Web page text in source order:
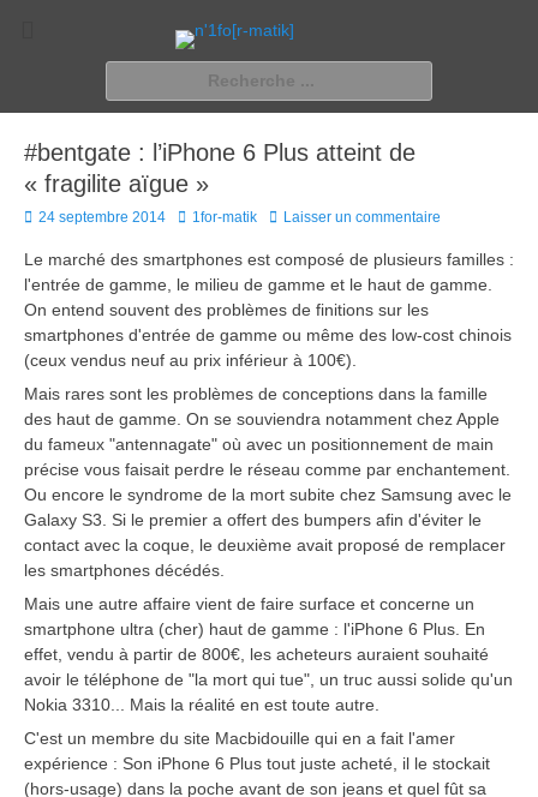
n'1fo[r-matik]
Pour les nymphos d'infos en info…
#bentgate : l’iPhone 6 Plus atteint de
« fragilite aïgue »
Posted
24 septembre 2014 Author
1for-matik Laisser un commentaire
Le marché des smartphones est composé de plusieurs familles :
l'entrée de gamme, le milieu de gamme et le haut de gamme.
On entend souvent des problèmes de finitions sur les
smartphones d'entrée de gamme ou même des low-cost chinois
(ceux vendus neuf au prix inférieur à 100€).
Mais rares sont les problèmes de conceptions dans la famille
des haut de gamme. On se souviendra notamment chez Apple
du fameux "antennagate" où avec un positionnement de main
précise vous faisait perdre le réseau comme par enchantement.
Ou encore le syndrome de la mort subite chez Samsung avec le
Galaxy S3. Si le premier a offert des bumpers afin d'éviter le
contact avec la coque, le deuxième avait proposé de remplacer
les smartphones décédés.
Mais une autre affaire vient de faire surface et concerne un
smartphone ultra (cher) haut de gamme : l'iPhone 6 Plus. En
effet, vendu à partir de 800€, les acheteurs auraient souhaité
avoir le téléphone de "la mort qui tue", un truc aussi solide qu'un
Nokia 3310... Mais la réalité en est toute autre.
C'est un membre du site Macbidouille qui en a fait l'amer
expérience : Son iPhone 6 Plus tout juste acheté, il le stockait
(hors-usage) dans la poche avant de son jeans et quel fût sa